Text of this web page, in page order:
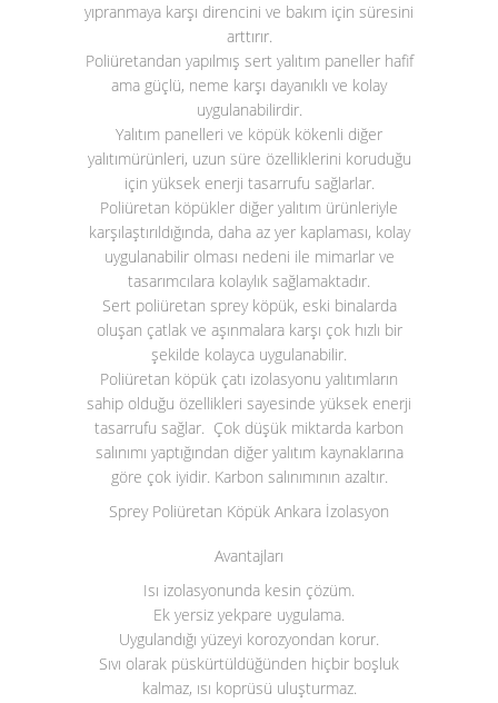
yıpranmaya karşı direncini ve bakım için süresini
arttırır.
Poliüretandan yapılmış sert yalıtım paneller hafif
ama güçlü, neme karşı dayanıklı ve kolay
uygulanabilirdir.
Yalıtım panelleri ve köpük kökenli diğer
yalıtımürünleri, uzun süre özelliklerini koruduğu
için yüksek enerji tasarrufu sağlarlar.
Poliüretan köpükler diğer yalıtım ürünleriyle
karşılaştırıldığında, daha az yer kaplaması, kolay
uygulanabilir olması nedeni ile mimarlar ve
tasarımcılara kolaylık sağlamaktadır.
Sert poliüretan sprey köpük, eski binalarda
oluşan çatlak ve aşınmalara karşı çok hızlı bir
şekilde kolayca uygulanabilir.
Poliüretan köpük çatı izolasyonu yalıtımların
sahip olduğu özellikleri sayesinde yüksek enerji
tasarrufu sağlar. Çok düşük miktarda karbon
salınımı yaptığından diğer yalıtım kaynaklarına
göre çok iyidir. Karbon salınımının azaltır.
Sprey Poliüretan Köpük Ankara İzolasyon
Avantajları
Isı izolasyonunda kesin çözüm.
Ek yersiz yekpare uygulama.
Uygulandığı yüzeyi korozyondan korur.
Sıvı olarak püskürtüldüğünden hiçbir boşluk
kalmaz, ısı koprüsü uluşturmaz.